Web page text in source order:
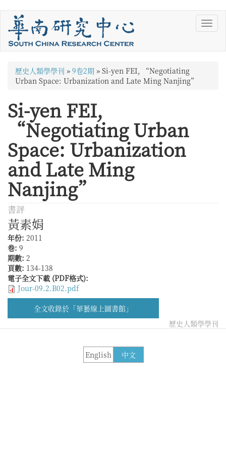
您
在
這
裡
歷史人類學學刊 » 9卷2期 » Si-yen FEI, “Negotiating
Urban Space: Urbanization and Late Ming Nanjing”
Si-yen FEI,
“Negotiating Urban
Space: Urbanization
and Late Ming
Nanjing”
書評
黃素娟
年份: 2011
卷: 9
期數: 2
頁數: 134-138
電子全文下載 (PDF格式):
Jour-09.2.B02.pdf
全文收錄於「華藝線上圖書館」
歷史人類學學刊
中文
English